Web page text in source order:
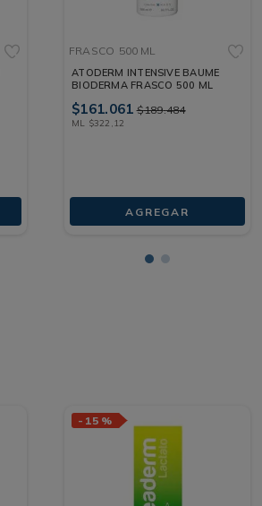
FRASCO 500 ML
ATODERM INTENSIVE BAUME
BIODERMA FRASCO 500 ML
$161.061 $189.484
ML $322 ,12
AGREGAR
- 15 %